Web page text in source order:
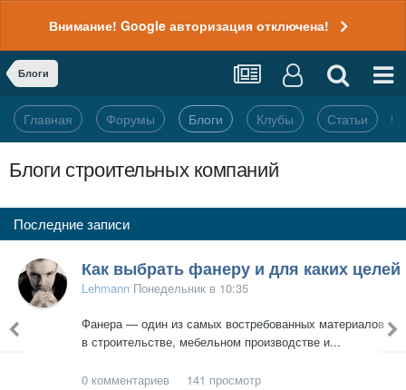
Внимание! Google авторизация отключена!
Блоги
Главная Форумы Блоги Клубы Статьи
Блоги строительных компаний
Последние записи
штукатурка для внутренних стен
Как выбрать фанеру и для каких
Lehmann Понедельник в 10:35
Фанера — один из самых востребованных материалов
в строительстве, мебельном производстве и...
0 комментариев 141 просмотр